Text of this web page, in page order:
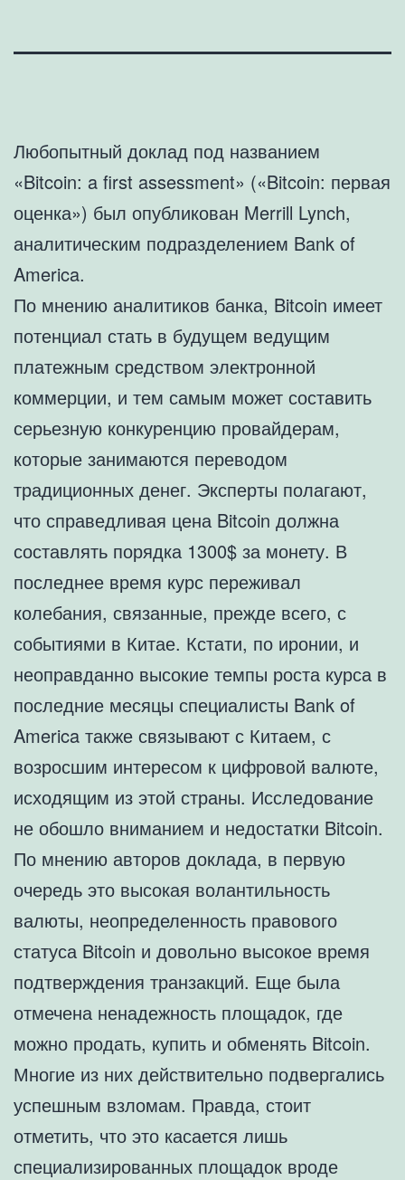
Любопытный доклад под названием
«Bitcoin: a first assessment» («Bitcoin: первая
оценка») был опубликован Merrill Lynch,
аналитическим подразделением Bank of
America.
По мнению аналитиков банка, Bitcoin имеет
потенциал стать в будущем ведущим
платежным средством электронной
коммерции, и тем самым может составить
серьезную конкуренцию провайдерам,
которые занимаются переводом
традиционных денег. Эксперты полагают,
что справедливая цена Bitcoin должна
составлять порядка 1300$ за монету. В
последнее время курс переживал
колебания, связанные, прежде всего, с
событиями в Китае. Кстати, по иронии, и
неоправданно высокие темпы роста курса в
последние месяцы специалисты Bank of
America также связывают с Китаем, с
возросшим интересом к цифровой валюте,
исходящим из этой страны. Исследование
не обошло вниманием и недостатки Bitcoin.
По мнению авторов доклада, в первую
очередь это высокая волантильность
валюты, неопределенность правового
статуса Bitcoin и довольно высокое время
подтверждения транзакций. Еще была
отмечена ненадежность площадок, где
можно продать, купить и обменять Bitcoin.
Многие из них действительно подвергались
успешным взломам. Правда, стоит
отметить, что это касается лишь
специализированных площадок вроде